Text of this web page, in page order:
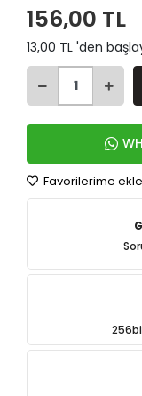
156,00 TL
13,00 TL 'den
Favorilerime ekle